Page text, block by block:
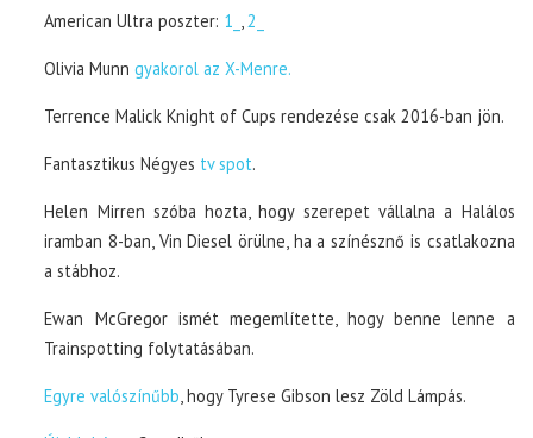
American Ultra poszter: 1_ 2_
Olivia Munn gyakorol az X-Menre.
Terrence Malick Knight of Cups rendezése csak 2016-ban jön.
Fantasztikus Négyes tv spot.
Helen Mirren szóba hozta, hogy szerepet vállalna a Halálos
iramban 8-ban, Vin Diesel örülne, ha a színésznő is csatlakozna
a stábhoz.
Ewan McGregor ismét megemlítette, hogy benne lenne a
Trainspotting folytatásában.
Egyre valószínűbb , hogy Tyrese Gibson lesz Zöld Lámpás.